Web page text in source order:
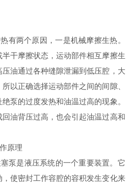
两个原因，一是机械摩擦生热。
干摩擦状态，运动部件相互摩擦生
油通过各种缝隙泄漏到低压腔，大
以正确选择运动部件之间的间隙、
泵的过度发热和油温过高的现象。
油背压过高，也会引起油温过高和
原理
是液压系统的一个重要装置。它
使密封工作容腔的容积发生变化来